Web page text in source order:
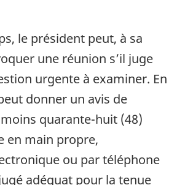
le président peut, à sa
une réunion s’il juge
urgente à examiner. En
donner un avis de
quarante-huit (48)
en main propre,
ou par téléphone
adéquat pour la tenue